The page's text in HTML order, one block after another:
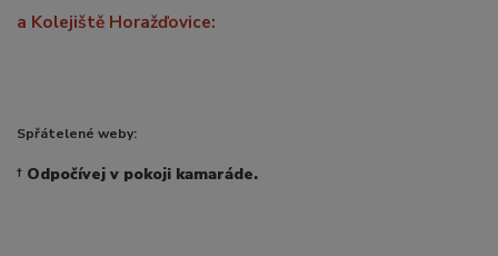
a Kolejiště Horažďovice:
Spřátelené weby:
† Odpočívej v pokoji kamaráde.